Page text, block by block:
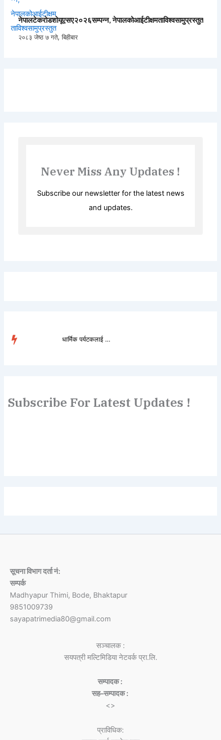
नेपालटेकरोडशोयूएसए२०२६सम्पन्न, नेपालकोआईटीक्षमताविश्वसामुप्रस्तुत
२०८३ जेष्ठ ७ गते, बिहीबार
Never Miss Any Updates !
Subscribe our newsletter for the latest news
and updates.
धार्मिक पर्यटकलाई लोभ�...
Subscribe For Latest Updates !
सूचना विभाग दर्ता नं:
सम्पर्क
Madhyapur Thimi, Bode, Bhaktapur
9851009739
sayapatrimedia80@gmail.com
सञ्चालक :
सयपत्री मल्टिमिडिया नेटवर्क प्रा.लि.
सम्पादक :
सह–सम्पादक :
<>
प्राविधिक: